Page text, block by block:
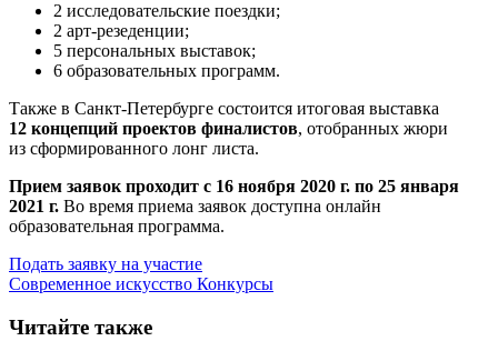
2 исследовательские поездки;
2 арт-резеденции;
5 персональных выставок;
6 образовательных программ.
Также в Санкт-Петербурге состоится итоговая выставка
12 концепций проектов финалистов, отобранных жюри
из сформированного лонг листа.
Прием заявок проходит с 16 ноября 2020 г. по 25 января
2021 г. Во время приема заявок доступна онлайн
образовательная программа.
Подать заявку на участие
Современное искусство Конкурсы
Читайте также